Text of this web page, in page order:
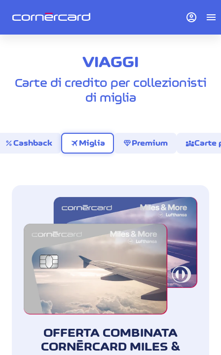
VIAGGI
Carte di credito per collezionisti
di miglia
percentCashback travel Miglia diamondPremium diversity_3Carte
OFFERTA COMBINATA
CORNÈRCARD MILES &
account_circle menu